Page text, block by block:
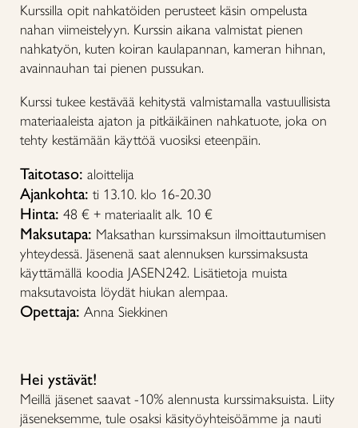
Kurssilla opit nahkatöiden perusteet käsin ompelusta
nahan viimeistelyyn. Kurssin aikana valmistat pienen
nahkatyön, kuten koiran kaulapannan, kameran hihnan,
avainnauhan tai pienen pussukan.
Kurssi tukee kestävää kehitystä valmistamalla vastuullisista
materiaaleista ajaton ja pitkäikäinen nahkatuote, joka on
tehty kestämään käyttöä vuosiksi eteenpäin.
Taitotaso: aloittelija
Ajankohta: ti 13.10. klo 16-20.30
Hinta: 48 € + materiaalit alk. 10 €
Maksutapa: Maksathan kurssimaksun ilmoittautumisen
yhteydessä. Jäsenenä saat alennuksen kurssimaksusta
käyttämällä koodia JASEN242. Lisätietoja muista
maksutavoista löydät hiukan alempaa.
Opettaja: Anna Siekkinen
Hei ystävät!
Meillä jäsenet saavat -10% alennusta kurssimaksuista. Liity
jäseneksemme, tule osaksi käsityöyhteisöämme ja nauti